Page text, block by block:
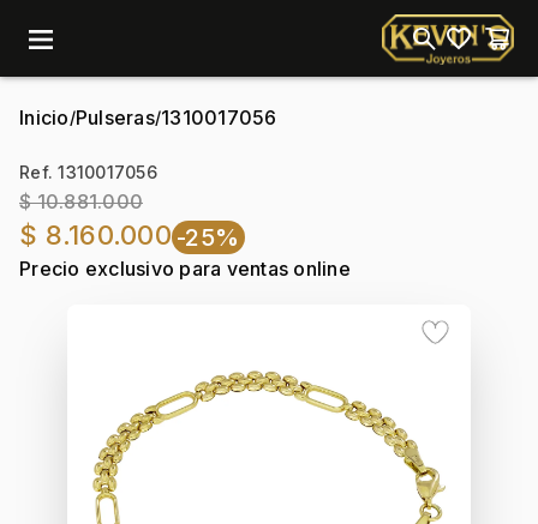
menu
Inicio/Pulseras/1310017056
Ref. 1310017056
$ 10.881.000
$ 8.160.000 -25%
Precio exclusivo para ventas online